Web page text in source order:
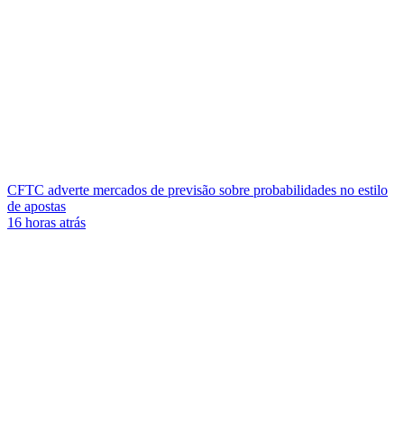
CFTC adverte mercados de previsão sobre probabilidades no estilo
de apostas
16 horas atrás